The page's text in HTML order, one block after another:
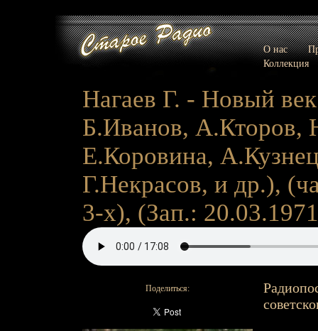
О нас
Коллекция
Нагаев Г. - Новый
Б.Иванов, А.Кторов,
Е.Коровина,
Г.Некрасов, и др.),
3-х), (Зап.:
Поделиться: